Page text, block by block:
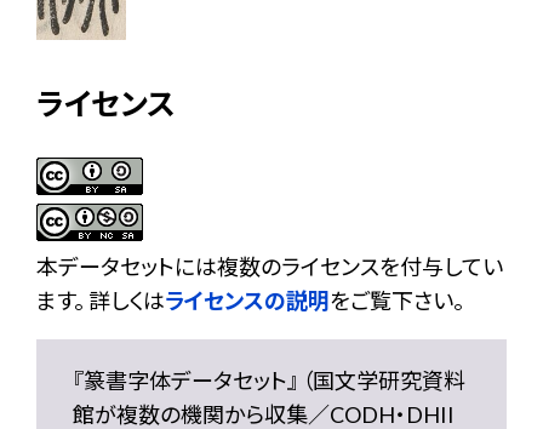
ライセンス
本データセットには複数のライセンスを付与してい
ます。 詳しくはライセンスの説明をご覧下さい。
『篆書字体データセット』 （国文学研究資料
館が複数の機関から収集／CODH・DHII